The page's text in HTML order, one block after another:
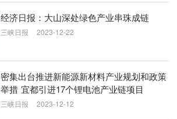
经济日报：大山深处绿色产业串珠成链
三峡日报 2023-12-22
密集出台推进新能源新材料产业规划和政策
举措 宜都引进17个锂电池产业链项目
三峡日报 2023-12-12